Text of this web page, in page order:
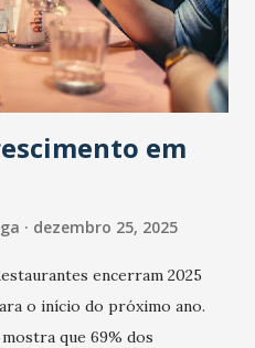
em
dezembro 25, 2025
encerram 2025
o início do próximo ano.
que 69% dos